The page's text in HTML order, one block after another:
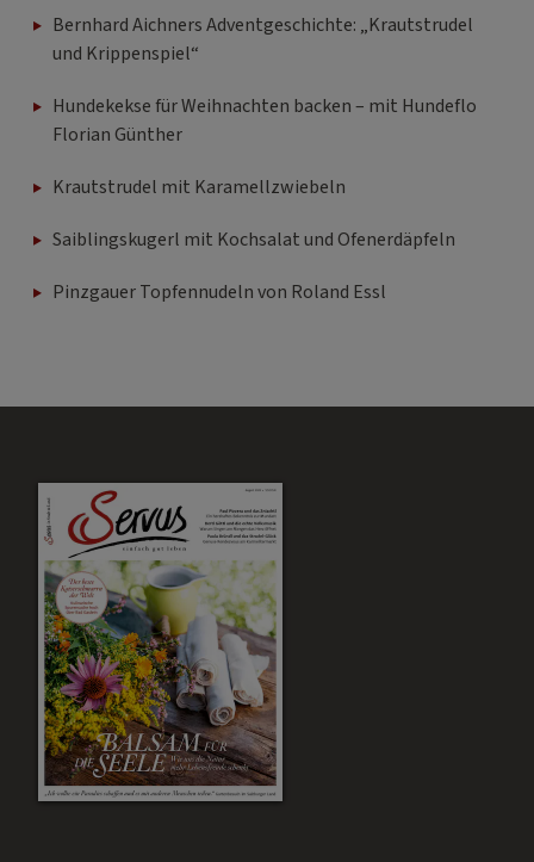
Bernhard Aichners Adventgeschichte: „Krautstrudel
und Krippenspiel“
Hundekekse für Weihnachten backen – mit Hundeflo
Florian Günther
Krautstrudel mit Karamellzwiebeln
Saiblingskugerl mit Kochsalat und Ofenerdäpfeln
Pinzgauer Topfennudeln von Roland Essl